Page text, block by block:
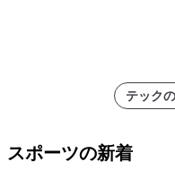
テック
スポーツの新着